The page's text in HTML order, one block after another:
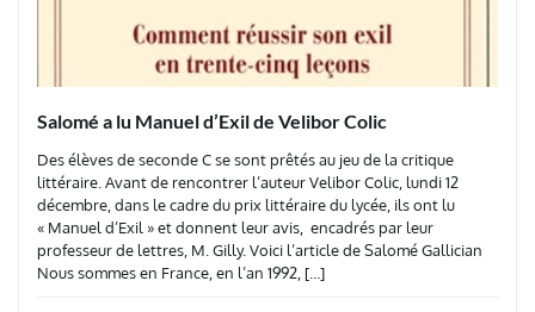
Salomé a lu Manuel d’Exil de Velibor Colic
Des élèves de seconde C se sont prêtés au jeu de la critique
littéraire. Avant de rencontrer l’auteur Velibor Colic, lundi 12
décembre, dans le cadre du prix littéraire du lycée, ils ont lu
« Manuel d’Exil » et donnent leur avis, encadrés par leur
professeur de lettres, M. Gilly. Voici l’article de Salomé Gallician
Nous sommes en France, en l’an 1992, […]